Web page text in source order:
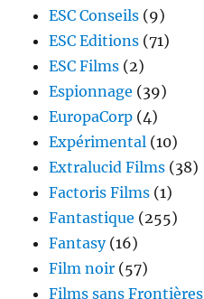
ESC Conseils (9)
ESC Editions (71)
ESC Films (2)
Espionnage (39)
EuropaCorp (4)
Expérimental (10)
Extralucid Films (38)
Factoris Films (1)
Fantastique (255)
Fantasy(16)
Film noir (57)
Films sans Frontières